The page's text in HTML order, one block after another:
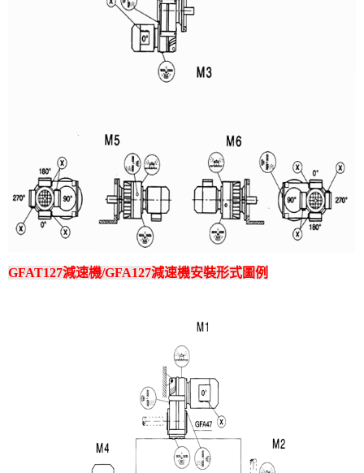
GFAT127減速機/GFA127減速機安裝形式圖例